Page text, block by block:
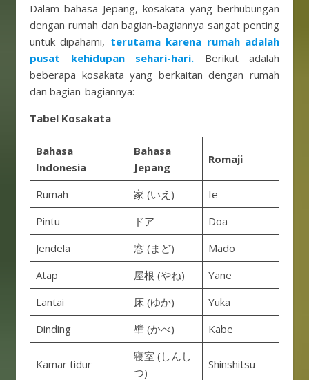
Dalam bahasa Jepang, kosakata yang berhubungan
dengan rumah dan bagian-bagiannya sangat penting
untuk dipahami, terutama karena rumah adalah
pusat kehidupan sehari-hari. Berikut adalah
beberapa kosakata yang berkaitan dengan rumah
dan bagian-bagiannya:
Tabel Kosakata
Bahasa
Indonesia
Bahasa
Jepang
Romaji
Rumah 家 (いえ)
Ie
Pintu
ドア
Doa
Jendela
窓 (まど)
Mado
Atap
屋根 (やね)
Yane
Lantai
床 (ゆか)
Yuka
Dinding
壁 (かべ) Kabe
Kamar tidur
寝室 (しんし
つ)
Shinshitsu